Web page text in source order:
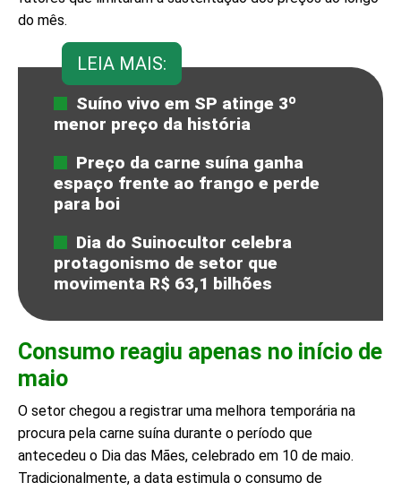
do mês.
LEIA MAIS:
Suíno vivo em SP atinge 3º
menor preço da história
Preço da carne suína ganha
espaço frente ao frango e perde
para boi
Dia do Suinocultor celebra
protagonismo de setor que
movimenta R$ 63,1 bilhões
Consumo reagiu apenas no início de
maio
O setor chegou a registrar uma melhora temporária na
procura pela carne suína durante o período que
antecedeu o Dia das Mães, celebrado em 10 de maio.
Tradicionalmente, a data estimula o consumo de